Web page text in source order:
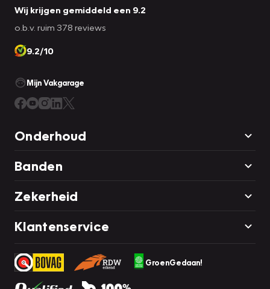
Wij krijgen gemiddeld een 9.2
o.b.v. ruim 378 reviews
9.2/10
Mijn Vakgarage
Onderhoud
Banden
Zekerheid
Klantenservice
GroenGedaan!